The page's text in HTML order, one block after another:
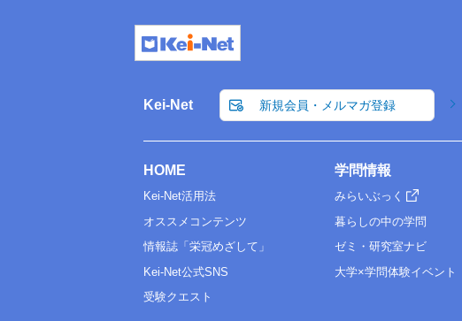
Kei-Net 新規会員・メルマガ登録
HOME
Kei-Net活用法
オススメコンテンツ
情報誌「栄冠めざして」
Kei-Net公式SNS
受験クエスト
学問情報
みらいぶっく
暮らしの中の学問
ゼミ・研究室ナビ
大学×学問体験イベント